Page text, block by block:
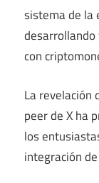
sistema de la
con
La revelación
peer de X ha
los
integración